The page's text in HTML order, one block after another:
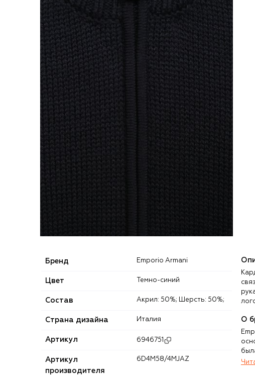
Бренд Emporio Armani
Цвет Темно-синий
Состав Акрил: 50%; Шерсть: 50%;
Страна дизайна Италия
Артикул 6946751
Артикул
производителя
6D4M58/4MJAZ
О